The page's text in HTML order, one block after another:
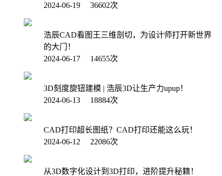
2024-06-19 36602次
浩辰CAD看图王三维剖切，为设计师打开新世界
的大门！
2024-06-17 14655次
3D刻度旋钮建模 | 浩辰3D让生产力upup！
2024-06-13 18884次
CAD打印超长图纸？CAD打印还能这么玩！
2024-06-12 22086次
从3D数字化设计到3D打印，进阶提升秘籍！